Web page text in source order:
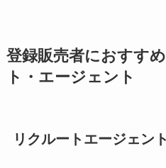
登録販売者におすす
ト・エージェント
リクルートエージェント